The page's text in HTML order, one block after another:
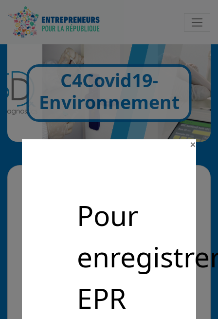
C4Covid19-
Environnement
Vérifier sur place en 30 minutes l'absence du
SARS-CoV-2 à partir de prélèvements de surface.
Problématique :
Entrepreneurs Pour la République
Intérêt Général
Détecter la Covid-19
×
Pour
EPR